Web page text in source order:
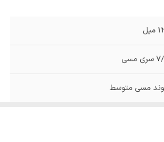
مسی
مسی متوسط